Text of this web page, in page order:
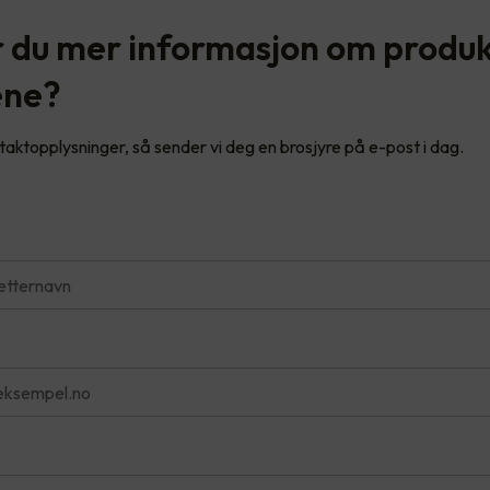
mer informasjon om
så sender vi deg en brosjyre på e-post i dag.